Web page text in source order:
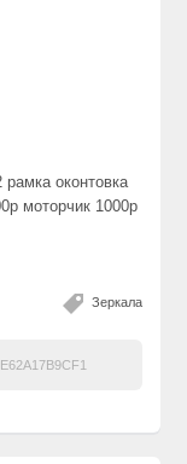
оконтовка
моторчик 1000р
Зеркала